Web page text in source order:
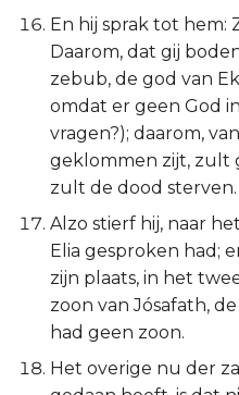
En hij sprak tot hem:
Daarom, dat gij
zebub, de god van
omdat er geen God
vragen?); daarom,
geklommen zijt, zult
zult de dood sterven.
Alzo stierf hij, naar
Elia gesproken had;
zijn plaats, in het
zoon van Jósafath,
had geen zoon.
Het overige nu der